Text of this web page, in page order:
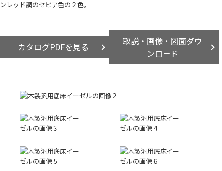
ンレッド調のセピア色の２色。
カタログPDFを見る
取説・画像・図面ダウ
ンロード